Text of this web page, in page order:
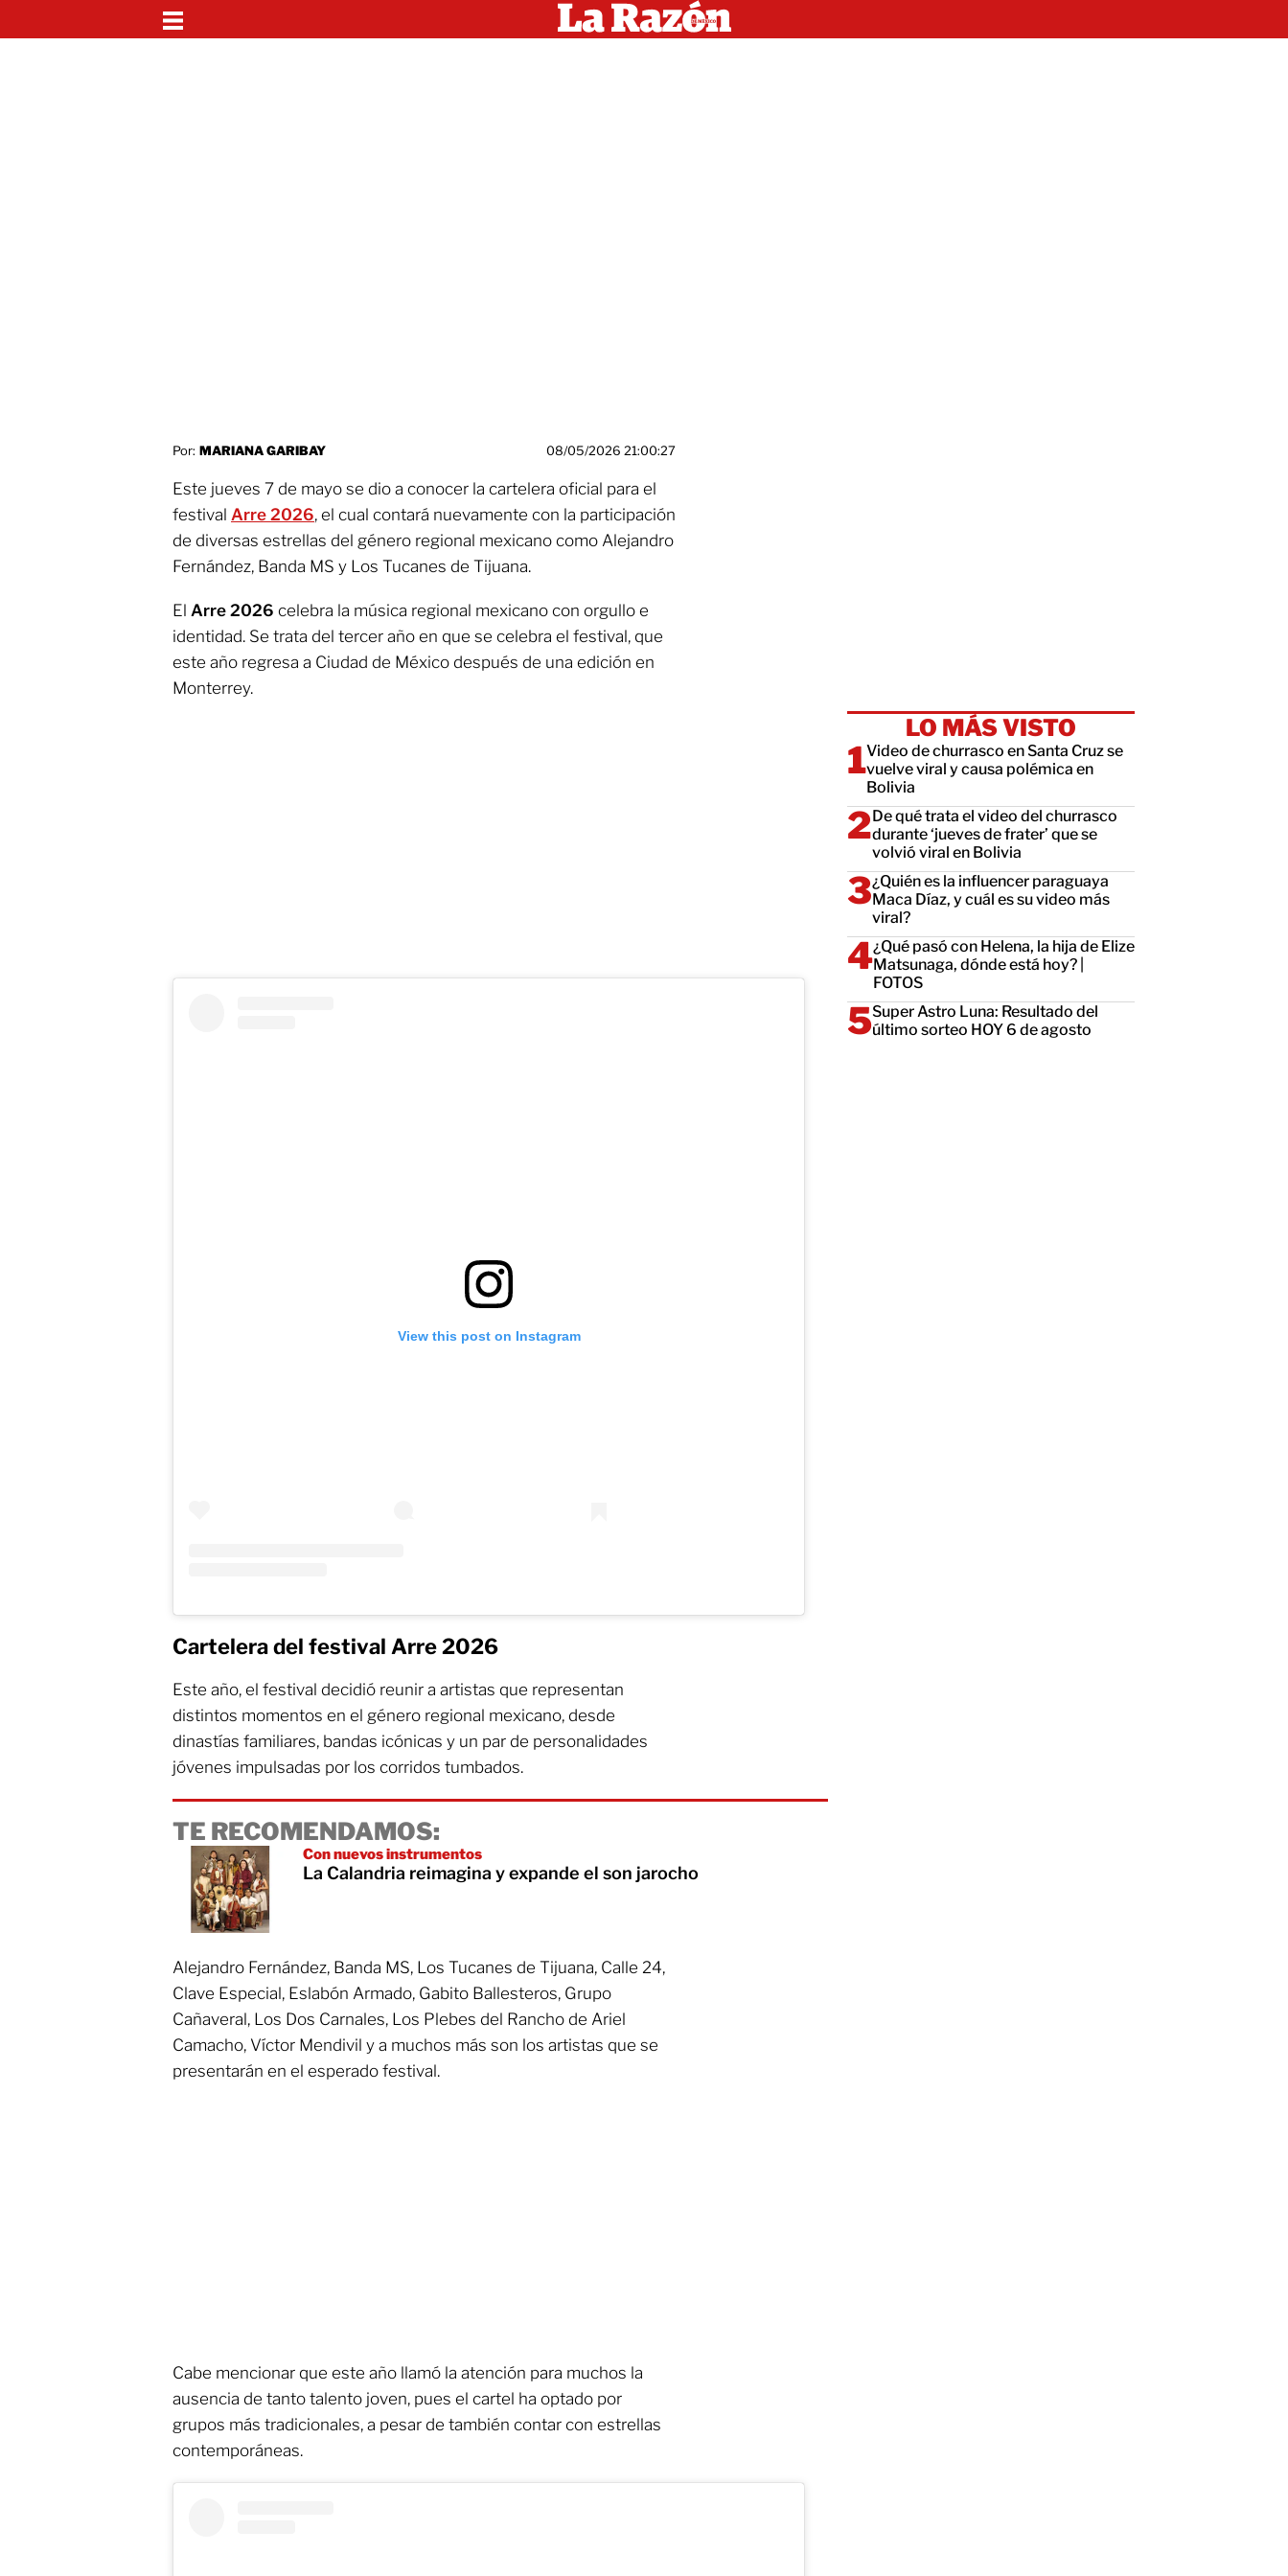
Por: MARIANA GARIBAY 08/05/2026 21:00:27
Este jueves 7 de mayo se dio a conocer la cartelera oficial para el
festival Arre 2026, el cual contará nuevamente con la participación
de diversas estrellas del género regional mexicano como Alejandro
Fernández, Banda MS y Los Tucanes de Tijuana.
El Arre 2026 celebra la música regional mexicano con orgullo e
identidad. Se trata del tercer año en que se celebra el festival, que
este año regresa a Ciudad de México después de una edición en
Monterrey.
View this post on Instagram
Cartelera del festival Arre 2026
Este año, el festival decidió reunir a artistas que representan
distintos momentos en el género regional mexicano, desde
dinastías familiares, bandas icónicas y un par de personalidades
jóvenes impulsadas por los corridos tumbados.
TE RECOMENDAMOS:
Con nuevos instrumentos
La Calandria reimagina y expande el son jarocho
Alejandro Fernández, Banda MS, Los Tucanes de Tijuana, Calle 24,
Clave Especial, Eslabón Armado, Gabito Ballesteros, Grupo
Cañaveral, Los Dos Carnales, Los Plebes del Rancho de Ariel
Camacho, Víctor Mendivil y a muchos más son los artistas que se
presentarán en el esperado festival.
Cabe mencionar que este año llamó la atención para muchos la
ausencia de tanto talento joven, pues el cartel ha optado por
grupos más tradicionales, a pesar de también contar con estrellas
contemporáneas.
LO MÁS VISTO
Video de churrasco en Santa Cruz se
vuelve viral y causa polémica en
Bolivia
De qué trata el video del churrasco
durante ‘jueves de frater’ que se
volvió viral en Bolivia
¿Quién es la influencer paraguaya
Maca Díaz, y cuál es su video más
viral?
¿Qué pasó con Helena, la hija de Elize
Matsunaga, dónde está hoy? |
FOTOS
Super Astro Luna: Resultado del
último sorteo HOY 6 de agosto